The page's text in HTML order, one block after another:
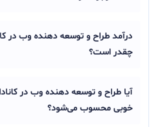
درآمد طراح و توسعه دهنده وب در
چقدر است؟
آیا طراح و توسعه دهنده وب در
خوبی محسوب می‌شود؟